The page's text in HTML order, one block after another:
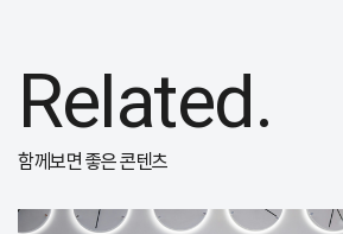
Related.
함께보면 좋은 콘텐츠